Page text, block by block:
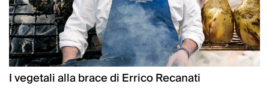
I vegetali alla brace di Errico Recanati